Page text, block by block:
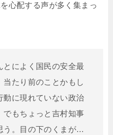
心配する声が多く集まっ
とによく国民の安全最
たり前のことかもし
動に現れていない政治
でもちょっと吉村知事
う。目の下のくまが…